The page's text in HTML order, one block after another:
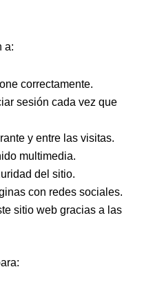
a:
correctamente.
sesión cada vez que
y entre las visitas.
multimedia.
del sitio.
con redes sociales.
sitio web gracias a las